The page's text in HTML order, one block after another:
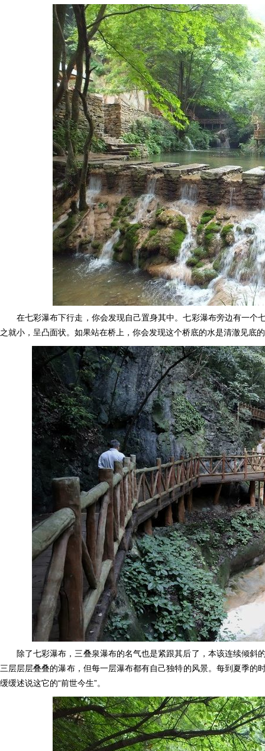
在七彩瀑布下行走，你会发现自己置身其中。七彩瀑布旁边有一
之就小，呈凸面状。如果站在桥上，你会发现这个桥底的水是清澈见底
除了七彩瀑布，三叠泉瀑布的名气也是紧跟其后了，本该连续倾
三层层层叠叠的瀑布，但每一层瀑布都有自己独特的风景。每到夏季
缓缓述说这它的“前世今生”。